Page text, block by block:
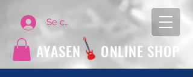
Se connecter
AYASEN ONLINE SHOP